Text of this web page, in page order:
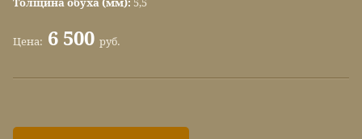
Толщина обуха (мм): 5,5
Цена: 6 500 руб.